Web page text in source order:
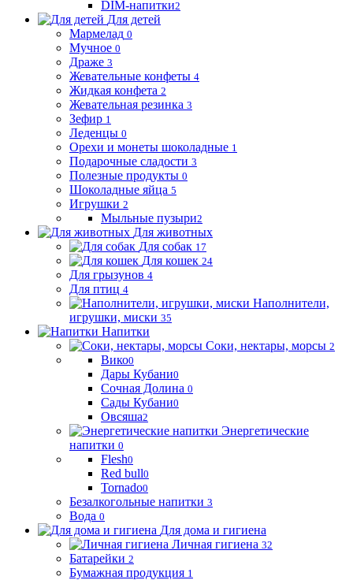
DIM-напитки2
Для детей
Мармелад 0
Мучное 0
Драже 3
Жевательные конфеты 4
Жидкая конфета 2
Жевательная резинка 3
Зефир 1
Леденцы 0
Орехи и монеты шоколадные 1
Подарочные сладости 3
Полезные продукты 0
Шоколадные яйца 5
Игрушки 2
Мыльные пузыри2
Для животных
Для собак 17
Для кошек 24
Для грызунов 4
Для птиц 4
Наполнители,
игрушки, миски 35
Напитки
Соки, нектары, морсы 2
Вико0
Дары Кубани0
Сочная Долина 0
Сады Кубани0
Овсяша2
Энергетические
напитки 0
Flesh0
Red bull0
Tornado0
Безалкогольные напитки 3
Вода 0
Для дома и гигиена
Личная гигиена 32
Батарейки 2
Бумажная продукция 1